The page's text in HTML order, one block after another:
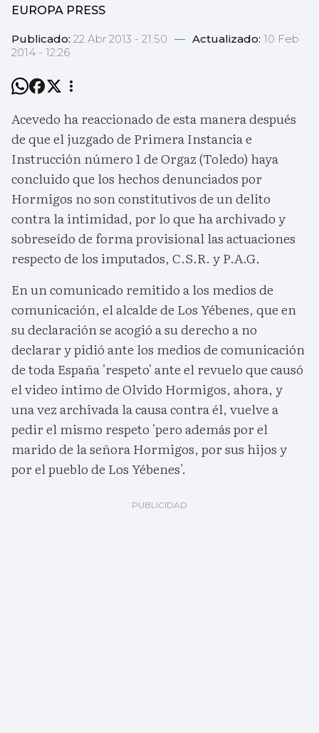
EUROPA PRESS
Publicado: 22 Abr 2013 - 21:50 — Actualizado: 10 Feb
2014 - 12:26
Acevedo ha reaccionado de esta manera después
de que el juzgado de Primera Instancia e
Instrucción número 1 de Orgaz (Toledo) haya
concluido que los hechos denunciados por
Hormigos no son constitutivos de un delito
contra la intimidad, por lo que ha archivado y
sobreseído de forma provisional las actuaciones
respecto de los imputados, C.S.R. y P.A.G.
En un comunicado remitido a los medios de
comunicación, el alcalde de Los Yébenes, que en
su declaración se acogió a su derecho a no
declarar y pidió ante los medios de comunicación
de toda España 'respeto' ante el revuelo que causó
el video íntimo de Olvido Hormigos, ahora, y
una vez archivada la causa contra él, vuelve a
pedir el mismo respeto 'pero además por el
marido de la señora Hormigos, por sus hijos y
por el pueblo de Los Yébenes'.